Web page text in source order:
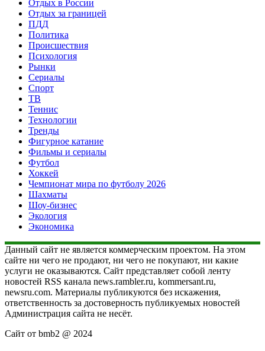
Отдых в России
Отдых за границей
ПДД
Политика
Происшествия
Психология
Рынки
Сериалы
Спорт
ТВ
Теннис
Технологии
Тренды
Фигурное катание
Фильмы и сериалы
Футбол
Хоккей
Чемпионат мира по футболу 2026
Шахматы
Шоу-бизнес
Экология
Экономика
Данный сайт не является коммерческим проектом. На этом
сайте ни чего не продают, ни чего не покупают, ни какие
услуги не оказываются. Сайт представляет собой ленту
новостей RSS канала news.rambler.ru, kommersant.ru,
newsru.com. Материалы публикуются без искажения,
ответственность за достоверность публикуемых новостей
Администрация сайта не несёт.
Сайт от bmb2 @ 2024